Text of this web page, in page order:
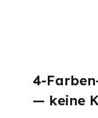
4-
— keine